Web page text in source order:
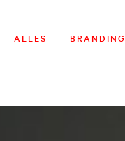
ALLES BRANDING